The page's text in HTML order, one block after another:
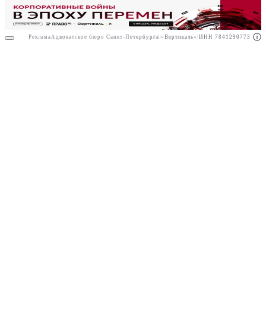
Реклама АО"Право.ру" ИНН: 7708095468
Реклама Адвокатское бюро Санкт-Петербурга «Вертикаль» ИНН 7841290773